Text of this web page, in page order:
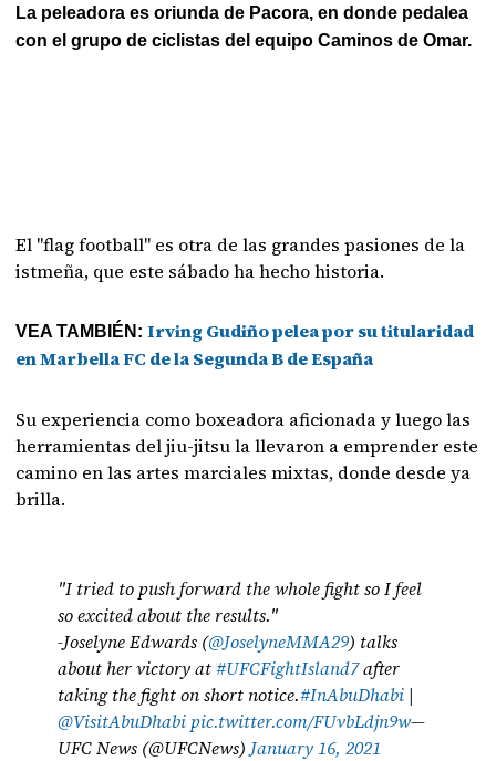
La peleadora es oriunda de Pacora, en donde pedalea
con el grupo de ciclistas del equipo Caminos de Omar.
El "flag football" es otra de las grandes pasiones de la
istmeña, que este sábado ha hecho historia.
VEA TAMBIÉN:Irving Gudiño pelea por su titularidad
en Marbella FC de la Segunda B de España
Su experiencia como boxeadora aficionada y luego las
herramientas del jiu-jitsu la llevaron a emprender este
camino en las artes marciales mixtas, donde desde ya
brilla.
"I tried to push forward the whole fight so I feel
so excited about the results."
-Joselyne Edwards (@JoselyneMMA29) talks
about her victory at#UFCFightIsland7after
taking the fight on short notice.#InAbuDhabi |
@VisitAbuDhabi pic.twitter.com/FUvbLdjn9w—
UFC News (@UFCNews) January 16, 2021